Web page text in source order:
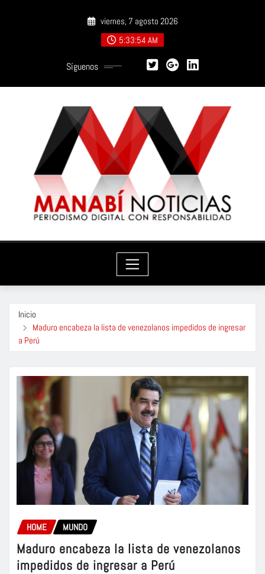
viernes, 7 agosto 2026
5:33:56 AM
Síguenos
Inicio
Maduro encabeza la lista de venezolanos impedidos de ingresar
a Perú
HOME MUNDO
Maduro encabeza la lista de venezolanos
impedidos de ingresar a Perú